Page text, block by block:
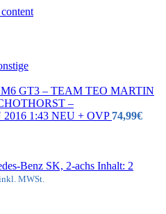
GT3 – TEAM TEO MARTIN
–
1:43 NEU + OVP 74,99€
Benz SK, 2-achs Inhalt: 2
MWSt.